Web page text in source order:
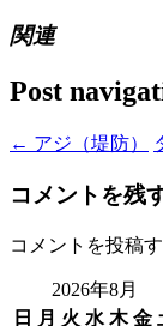
関連
Post
← アジ（堤防）
コメントを残
コメントを投稿
2026年8月
日
月 火 水 木 金